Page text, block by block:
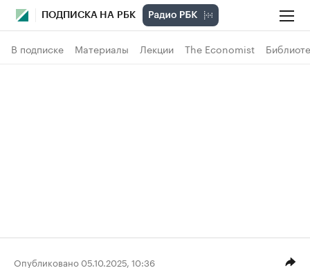
ПОДПИСКА НА РБК
В подписке Материалы Лекции The Economist
Опубликовано 05.10.2025, 10:36